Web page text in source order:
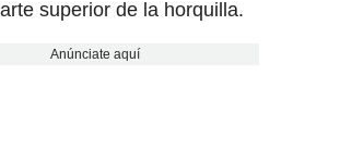
superior de la horquilla.
Anúnciate aquí